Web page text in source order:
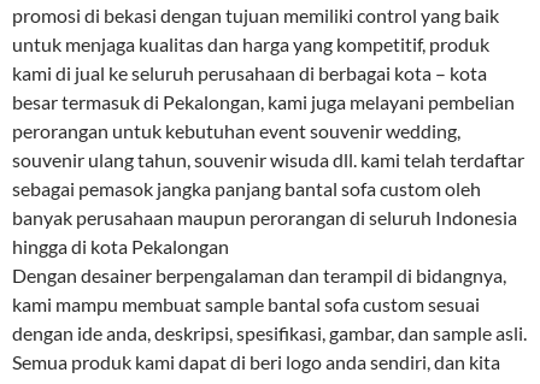
promosi di bekasi dengan tujuan memiliki control yang baik
untuk menjaga kualitas dan harga yang kompetitif, produk
kami di jual ke seluruh perusahaan di berbagai kota – kota
besar termasuk di Pekalongan, kami juga melayani pembelian
perorangan untuk kebutuhan event souvenir wedding,
souvenir ulang tahun, souvenir wisuda dll. kami telah terdaftar
sebagai pemasok jangka panjang bantal sofa custom oleh
banyak perusahaan maupun perorangan di seluruh Indonesia
hingga di kota Pekalongan
Dengan desainer berpengalaman dan terampil di bidangnya,
kami mampu membuat sample bantal sofa custom sesuai
dengan ide anda, deskripsi, spesifikasi, gambar, dan sample asli.
Semua produk kami dapat di beri logo anda sendiri, dan kita